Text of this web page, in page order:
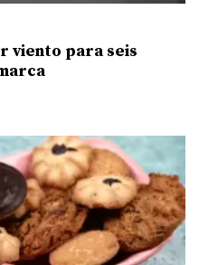
viento para seis